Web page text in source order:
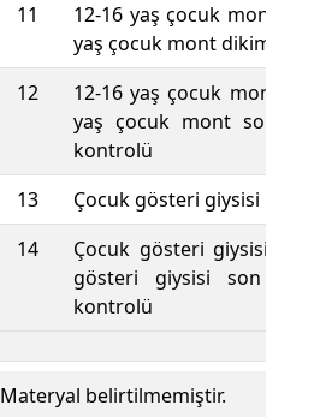
11
12-16 yaş çocuk mont
yaş çocuk mont dikimi
12
12-16 yaş çocuk mont
yaş çocuk mont son
kontrolü
13
Çocuk gösteri giysisi
14
Çocuk gösteri giysisi
gösteri giysisi son
kontrolü
Materyal belirtilmemiştir.